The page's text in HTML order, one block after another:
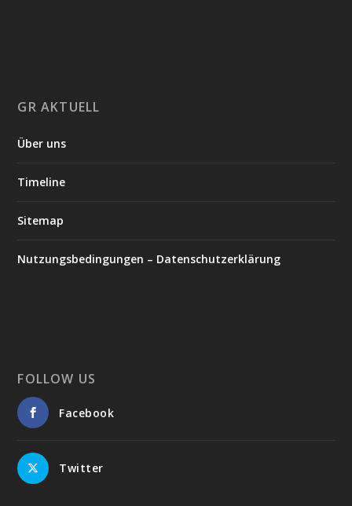
GR AKTUELL
Über uns
Timeline
Sitemap
Nutzungsbedingungen – Datenschutzerklärung
FOLLOW US
Facebook
Twitter